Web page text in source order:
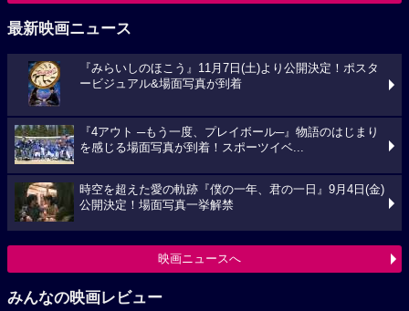
最新映画ニュース
『みらいしのほこう』11月7日(土)より公開決定！ポスタ
ービジュアル&場面写真が到着
『4アウト ─もう一度、プレイボール─』物語のはじまり
を感じる場面写真が到着！スポーツイベ...
時空を超えた愛の軌跡『僕の一年、君の一日』9月4日(金)
公開決定！場面写真一挙解禁
映画ニュースへ
みんなの映画レビュー